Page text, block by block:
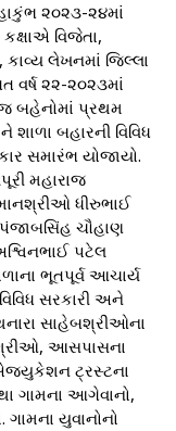
૨૦૨૩-૨૪માં
વિજેતા,
લેખનમાં જિલ્લા
વર્ષ ૨૨-૨૦૨૩માં
બહેનોમાં પ્રથમ
શાળા બહારની વિવિધ
સમારંભ યોજાયો.
મહારાજ
ધીરુભાઈ
ચૌહાણ
પટેલ
ભૂતપૂર્વ આચાર્ય
સરકારી અને
સાહેબશ્રીઓના
આસપાસના
ટ્રસ્ટના
ગામના આગેવાનો,
યુવાનોનો